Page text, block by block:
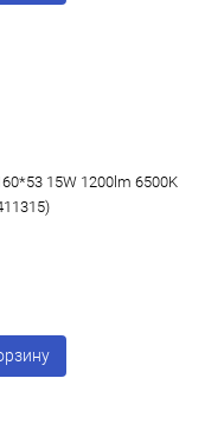
15W 1200lm 6500K